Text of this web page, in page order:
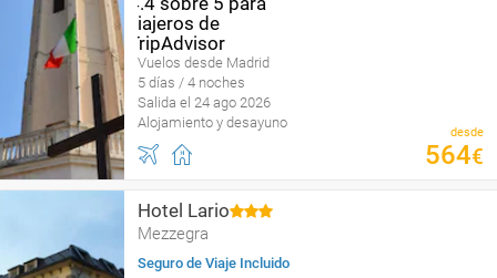
Vuelos desde Madrid
5 días / 4 noches
Salida el 24 ago 2026
Alojamiento y desayuno
desde
564€
Hotel Lario
Mezzegra
Seguro de Viaje Incluido